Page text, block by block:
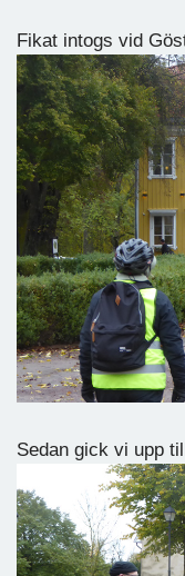
Fikat intogs vid
Sedan gick vi upp